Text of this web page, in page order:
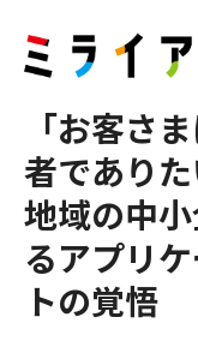
「お客さ
者でありた
地域の中
るアプリ
トの覚悟